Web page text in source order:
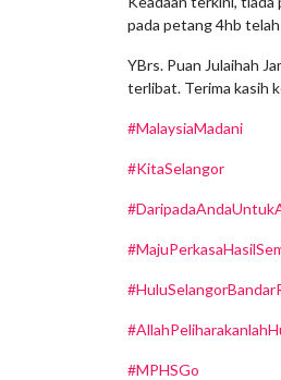
pada petang 4hb
YBrs. Puan Julaihah
terlibat. Terima kasih
#MalaysiaMadani
#KitaSelangor
#MPHSGo